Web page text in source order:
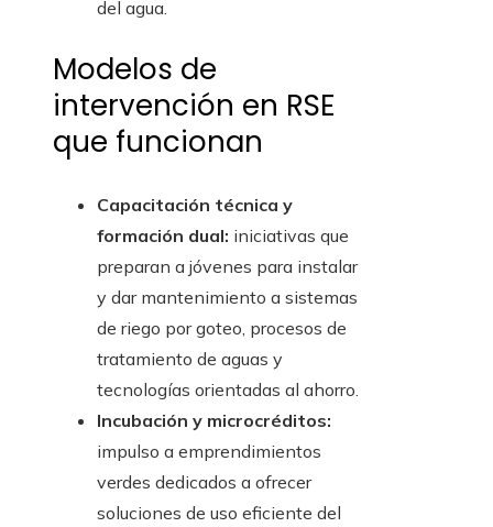
del agua.
Modelos de
intervención en RSE
que funcionan
Capacitación técnica y
formación dual: iniciativas que
preparan a jóvenes para instalar
y dar mantenimiento a sistemas
de riego por goteo, procesos de
tratamiento de aguas y
tecnologías orientadas al ahorro.
Incubación y microcréditos:
impulso a emprendimientos
verdes dedicados a ofrecer
soluciones de uso eficiente del